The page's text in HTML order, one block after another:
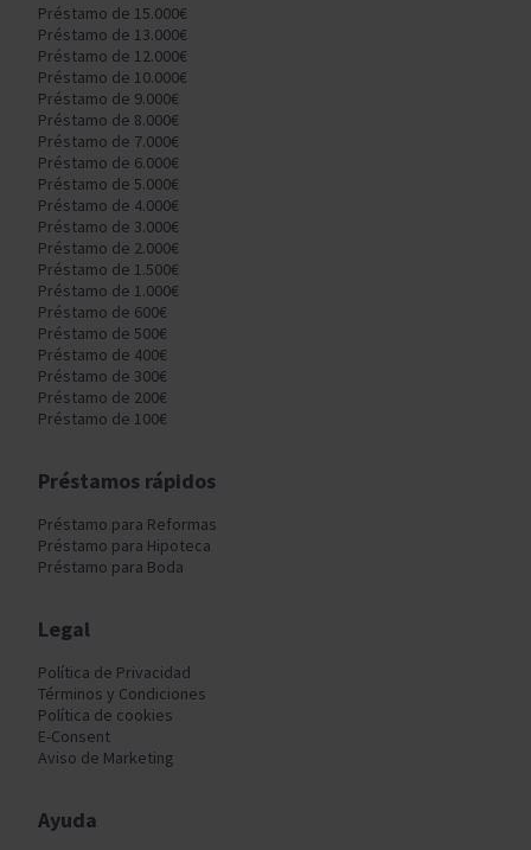
Préstamo de 15.000€
Préstamo de 13.000€
Préstamo de 12.000€
Préstamo de 10.000€
Préstamo de 9.000€
Préstamo de 8.000€
Préstamo de 7.000€
Préstamo de 6.000€
Préstamo de 5.000€
Préstamo de 4.000€
Préstamo de 3.000€
Préstamo de 2.000€
Préstamo de 1.500€
Préstamo de 1.000€
Préstamo de 600€
Préstamo de 500€
Préstamo de 400€
Préstamo de 300€
Préstamo de 200€
Préstamo de 100€
Préstamos rápidos
Préstamo para Reformas
Préstamo para Hipoteca
Préstamo para Boda
Legal
Política de Privacidad
Términos y Condiciones
Política de cookies
E-Consent
Aviso de Marketing
Ayuda